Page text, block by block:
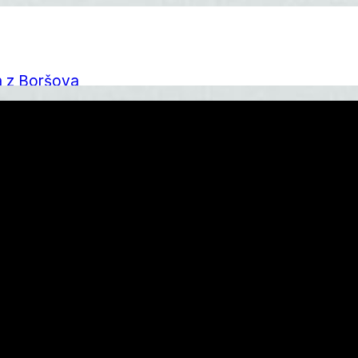
z Boršova
a bydlení, které stojí za přečtení
za rok 2025